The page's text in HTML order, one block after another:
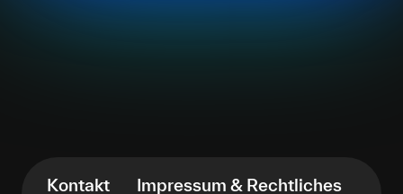
Kontakt Impressum & Rechtliches